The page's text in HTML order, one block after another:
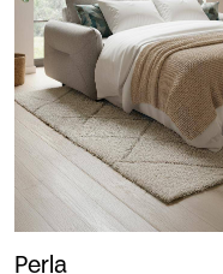
Perla